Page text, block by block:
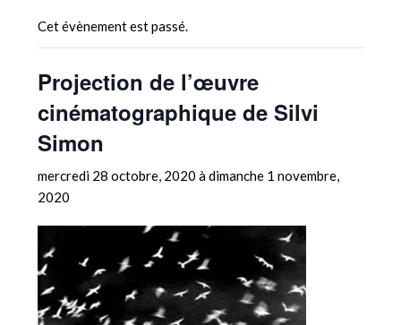
Cet évènement est passé.
Projection de l’œuvre
cinématographique de Silvi
Simon
mercredi 28 octobre, 2020 àdimanche 1 novembre,
2020